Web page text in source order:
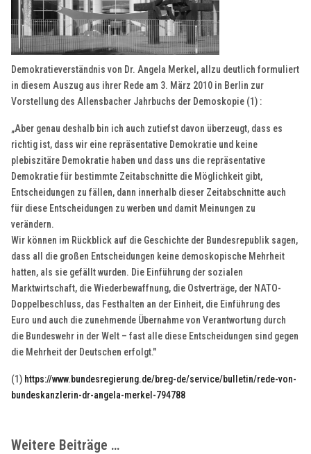
Demokratieverständnis von Dr. Angela Merkel, allzu deutlich formuliert
in diesem Auszug aus ihrer Rede am 3. März 2010 in Berlin zur
Vorstellung des Allensbacher Jahrbuchs der Demoskopie (1) :
„Aber genau deshalb bin ich auch zutiefst davon überzeugt, dass es
richtig ist, dass wir eine repräsentative Demokratie und keine
plebiszitäre Demokratie haben und dass uns die repräsentative
Demokratie für bestimmte Zeitabschnitte die Möglichkeit gibt,
Entscheidungen zu fällen, dann innerhalb dieser Zeitabschnitte auch
für diese Entscheidungen zu werben und damit Meinungen zu
verändern.
Wir können im Rückblick auf die Geschichte der Bundesrepublik sagen,
dass all die großen Entscheidungen keine demoskopische Mehrheit
hatten, als sie gefällt wurden. Die Einführung der sozialen
Marktwirtschaft, die Wiederbewaffnung, die Ostverträge, der NATO-
Doppelbeschluss, das Festhalten an der Einheit, die Einführung des
Euro und auch die zunehmende Übernahme von Verantwortung durch
die Bundeswehr in der Welt – fast alle diese Entscheidungen sind gegen
die Mehrheit der Deutschen erfolgt."
(1) https://www.bundesregierung.de/breg-de/service/bulletin/rede-von-
bundeskanzlerin-dr-angela-merkel-794788
Weitere Beiträge …